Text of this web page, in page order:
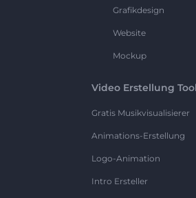
Grafikdesign
Website
Mockup
Video Erstellung
Gratis Musikvisualisierer
Animations-Erstellung
Logo-Animation
Intro Ersteller